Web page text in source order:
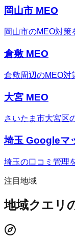
岡山市 MEO
岡山市のMEO対策
倉敷 MEO
倉敷周辺のMEO対
大宮 MEO
さいたま市大宮区
埼玉 Googleマ
埼玉の口コミ管理
注目地域
地域クエリ